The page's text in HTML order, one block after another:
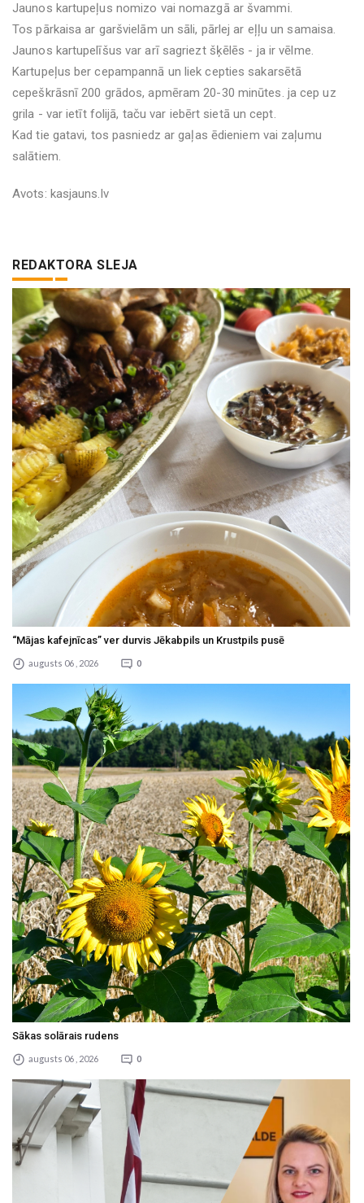
Jaunos kartupeļus nomizo vai nomazgā ar švammi.
Tos pārkaisa ar garšvielām un sāli, pārlej ar eļļu un samaisa.
Jaunos kartupelīšus var arī sagriezt šķēlēs - ja ir vēlme.
Kartupeļus ber cepampannā un liek cepties sakarsētā
cepeškrāsnī 200 grādos, apmēram 20-30 minūtes. ja cep uz
grila - var ietīt folijā, taču var iebērt sietā un cept.
Kad tie gatavi, tos pasniedz ar gaļas ēdieniem vai zaļumu
salātiem.
Avots: kasjauns.lv
REDAKTORA SLEJA
“Mājas kafejnīcas” ver durvis Jēkabpils un Krustpils pusē
augusts 06 , 2026 0
Sākas solārais rudens
augusts 06 , 2026 0